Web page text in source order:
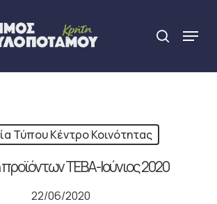
search
Menu
Τύπου Κέντρο Κοινότητας
ΤΕΒΑ-Ιούνιος 2020
22/06/2020
Close